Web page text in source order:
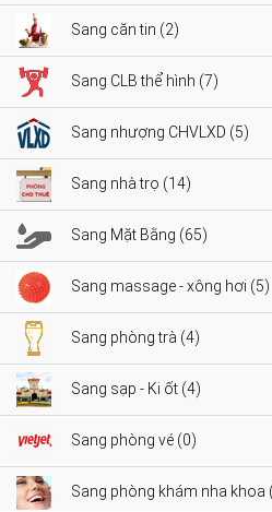
Sang căn tin (2)
Sang CLB thể hình (7)
Sang nhượng CHVLXD (5)
Sang nhà trọ (14)
Sang Mặt Bằng (65)
Sang massage - xông hơi (5)
Sang phòng trà (4)
Sang sạp - Ki ốt (4)
Sang phòng vé (0)
Sang phòng khám nha khoa